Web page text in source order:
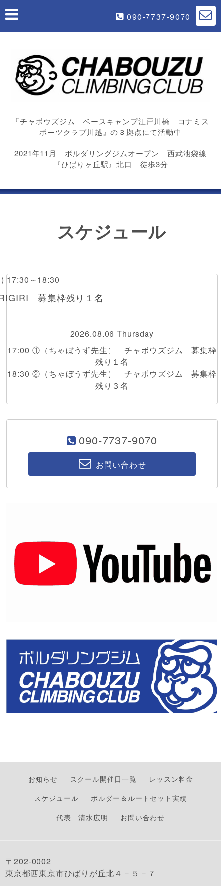
090-7737-9070
『チャボウズジム ベースキャンプ江戸川橋 コナミス
ポーツクラブ川越』の３拠点にて活動中
2021年11月 ボルダリングジムオープン 西武池袋線
『ひばりヶ丘駅』北口 徒歩3分
スケジュール
17:30～18:30
募集枠残り１名
2026.08.06 Thursday
17:00 ①（ちゃぼうず先生） チャボウズジム 募集枠
残り１名
18:30 ②（ちゃぼうず先生） チャボウズジム 募集枠
残り３名
090-7737-9070
お問い合わせ
お知らせ スクール開催日一覧
レッスン料金
スケジュール
ボルダー＆ルートセット実績
代表 清水広明
お問い合わせ
〒202-0002
東京都西東京市ひばりが丘北４－５－７